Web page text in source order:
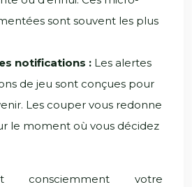
sont souvent les plus
notifications : Les alertes
de jeu sont conçues pour
Les couper vous redonne
le moment où vous décidez
consciemment votre